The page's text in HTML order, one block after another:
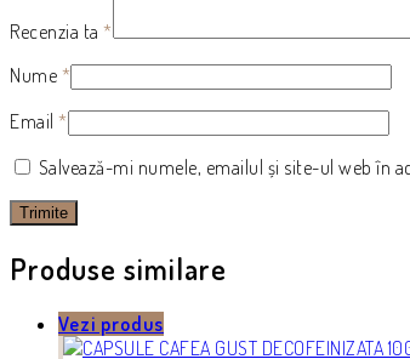
Recenzia ta *
Nume *
Email *
Salvează-mi numele, emailul și site-ul web în
Produse similare
Vezi produs